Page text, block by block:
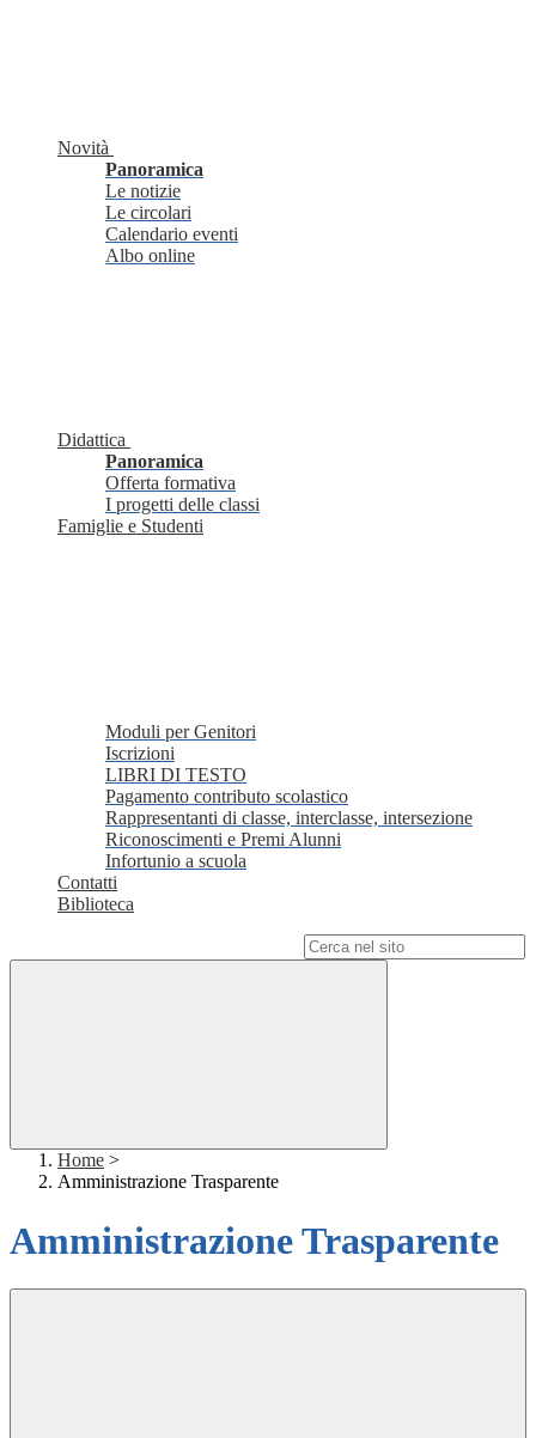
Novità
Panoramica
Le notizie
Le circolari
Calendario eventi
Albo online
Didattica
Panoramica
Offerta formativa
I progetti delle classi
Famiglie e Studenti
Moduli per Genitori
Iscrizioni
LIBRI DI TESTO
Pagamento contributo scolastico
Rappresentanti di classe, interclasse, intersezione
Riconoscimenti e Premi Alunni
Infortunio a scuola
Contatti
Biblioteca
Home >
Amministrazione Trasparente
Amministrazione Trasparente